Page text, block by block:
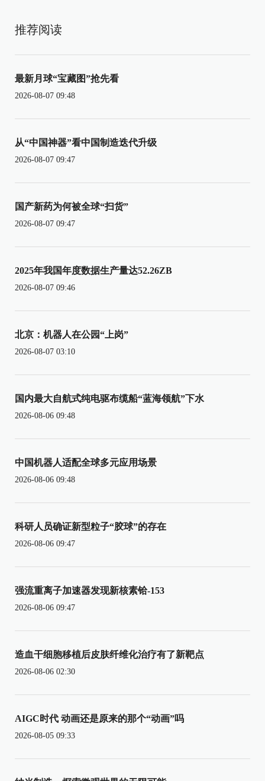
推荐阅读
最新月球“宝藏图”抢先看
2026-08-07 09:48
从“中国神器”看中国制造迭代升级
2026-08-07 09:47
国产新药为何被全球“扫货”
2026-08-07 09:47
2025年我国年度数据生产量达52.26ZB
2026-08-07 09:46
北京：机器人在公园“上岗”
2026-08-07 03:10
国内最大自航式纯电驱布缆船“蓝海领航”下水
2026-08-06 09:48
中国机器人适配全球多元应用场景
2026-08-06 09:48
科研人员确证新型粒子“胶球”的存在
2026-08-06 09:47
强流重离子加速器发现新核素铪-153
2026-08-06 09:47
造血干细胞移植后皮肤纤维化治疗有了新靶点
2026-08-06 02:30
AIGC时代 动画还是原来的那个“动画”吗
2026-08-05 09:33